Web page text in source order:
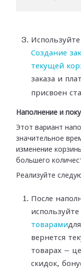
Создание
текущей
заказа и
присвоен
Наполнение и
Этот вариант
значительное
изменение
большего
Реализуйте
После
товарами
вернется
товарах —
скидок,